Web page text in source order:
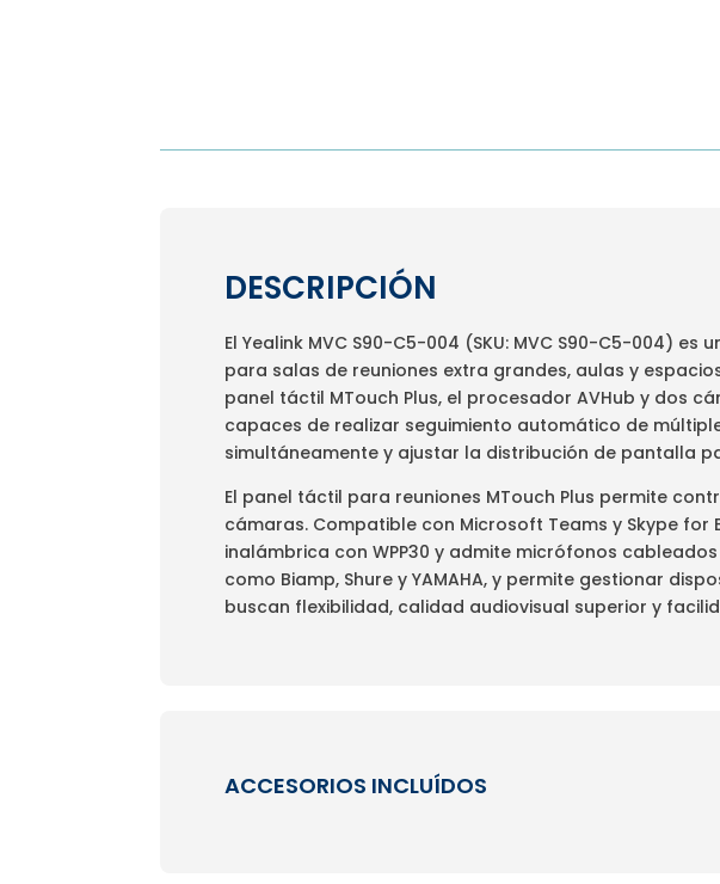
DESCRIPCIÓN
El Yealink MVC S90-C5-004 (SKU: MVC S90-C5-004)
para salas de reuniones extra grandes, aulas y
panel táctil MTouch Plus, el procesador AVHub y dos
capaces de realizar seguimiento automático de
simultáneamente y ajustar la distribución de pantalla
El panel táctil para reuniones MTouch Plus permite
cámaras. Compatible con Microsoft Teams y Skype
inalámbrica con WPP30 y admite micrófonos
como Biamp, Shure y YAMAHA, y permite gestionar
buscan flexibilidad, calidad audiovisual superior y
ACCESORIOS INCLUÍDOS